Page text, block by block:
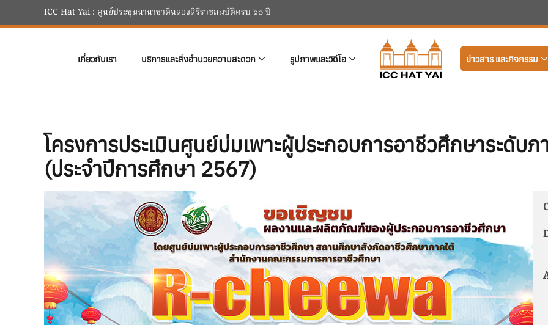
ICC Hat Yai : ศูนย์ประชุมนานาชาติฉลองสิริราชสมบัติครบ ๖๐ ปี
เกี่ยวกับเรา บริการและสิ่งอำนวยความสะดวก รูปภาพและวิดีโอ ข่าวสาร และกิจกรรม
โครงการประเมินศูนย์บ่มเพาะผู้ประกอบการอาชีวศึกษาระดับ
(ประจำปีการศึกษา 2567)